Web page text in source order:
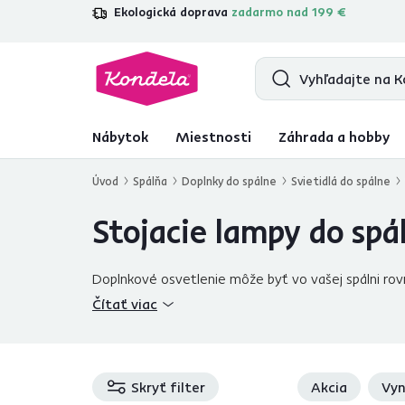
Ekologická doprava zadarmo nad 199 €
4,7 31 157overených produktových
Nábytok Miestnosti Záhrada a hobby
Úvod Spálňa Doplnky do spálne Svietidlá do spálne
Stojacie lampy do
Doplnkové osvetlenie môže byť vo vašej spálni
vo vašejobývačke
biele a čierne lampy na čítanie
. S textilnými
Čítať viac
Skryť filter Akcia